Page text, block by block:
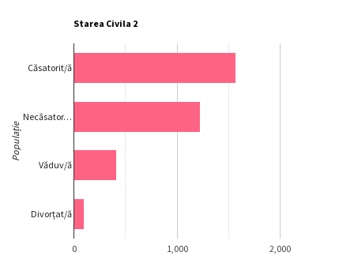
Starea Civila 2
0 1,000 2,000
Căsatorit/ă
Necăsator…
Văduv/ă
Divorțat/ă
Populație